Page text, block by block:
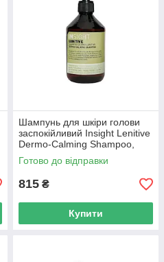
Шампунь для шкіри голови
заспокійливий Insight Lenitive
Dermo-Calming Shampoo,
400 мл
Готово до відправки
815 ₴
Купити